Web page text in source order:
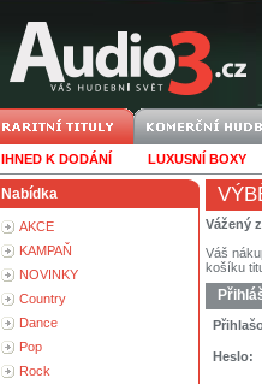
IHNED K DODÁNÍ LUXUSNÍ BOXY
Nabídka
AKCE
KAMPAŇ
NOVINKY
Country
Dance
Pop
Rock
Vážený
Váš
košíku
Heslo: